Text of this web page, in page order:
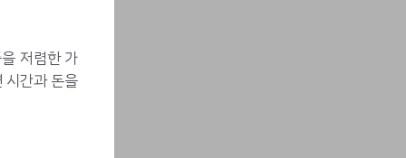
저렴한 가
시간과 돈을